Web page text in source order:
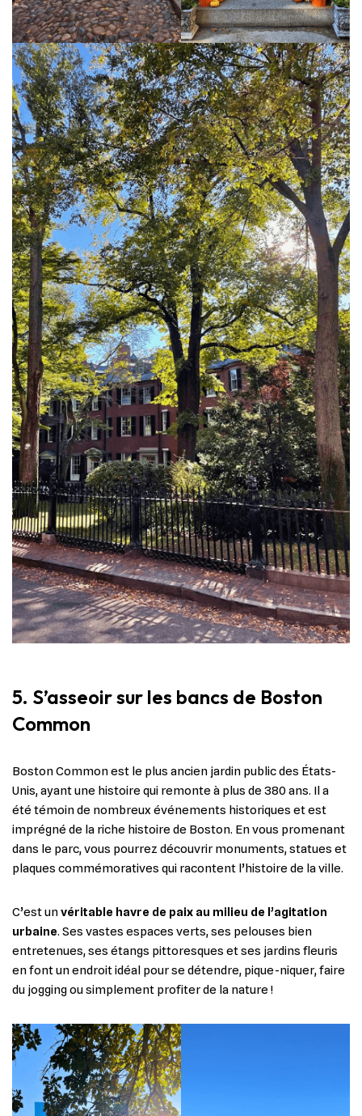
5. S’asseoir sur les bancs de Boston
Common
Boston Common est le plus ancien jardin public des États-
Unis, ayant une histoire qui remonte à plus de 380 ans. Il a
été témoin de nombreux événements historiques et est
imprégné de la riche histoire de Boston. En vous promenant
dans le parc, vous pourrez découvrir monuments, statues et
plaques commémoratives qui racontent l’histoire de la ville.
C’est unvéritable havre de paix au milieu de l’agitation
urbaine. Ses vastes espaces verts, ses pelouses bien
entretenues, ses étangs pittoresques et ses jardins fleuris
en font un endroit idéal pour se détendre, pique-niquer, faire
du jogging ou simplement profiter de la nature !